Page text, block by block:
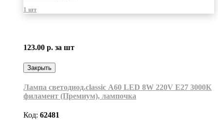
1 шт
123.00 р. за шт
Закрыть
Лампа светодиод.classic А60 LED 8W 220V E27 3000К
филамент (Премиум), лампочка
Код: 62481